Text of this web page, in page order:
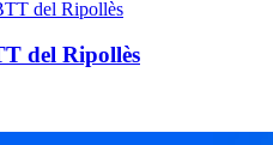
del Ripollès